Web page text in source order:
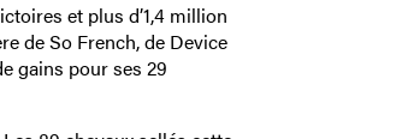
et plus d’1,4 million
de So French, de Device
gains pour ses 29